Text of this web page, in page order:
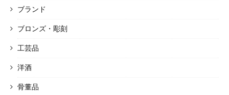
ブランド
ブロンズ・彫刻
工芸品
洋酒
骨董品